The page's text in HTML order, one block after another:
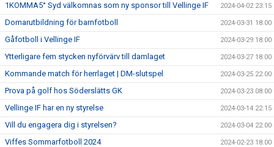
1KOMMA5° Syd välkomnas som ny sponsor till Vellinge IF 2024-04-02 23:15
Domarutbildning för barnfotboll 2024-03-31 18:00
Gåfotboll i Vellinge IF 2024-03-29 18:00
Ytterligare fem stycken nyförvärv till damlaget 2024-03-27 18:00
Kommande match för herrlaget | DM-slutspel 2024-03-25 22:00
Prova på golf hos Söderslätts GK 2024-03-23 08:00
Vellinge IF har en ny styrelse 2024-03-14 22:15
Vill du engagera dig i styrelsen? 2024-03-04 22:00
Viffes Sommarfotboll 2024 2024-02-23 18:00